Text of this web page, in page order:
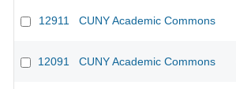
12911 CUNY Academic Commons
12091 CUNY Academic Commons